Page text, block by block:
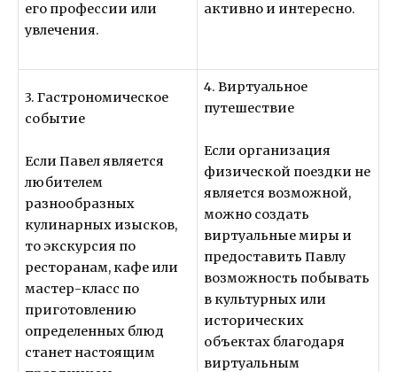
его профессии или
увлечения.
активно и интересно.
3. Гастрономическое
событие
Если Павел является
любителем
разнообразных
кулинарных изысков,
то экскурсия по
ресторанам, кафе или
мастер-класс по
приготовлению
определенных блюд
станет настоящим
4. Виртуальное
путешествие
Если организация
физической поездки не
является возможной,
можно создать
виртуальные миры и
предоставить Павлу
возможность побывать
в культурных или
исторических
объектах благодаря
виртуальным